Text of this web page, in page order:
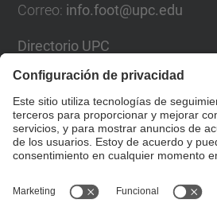
Correo: info.foot@upc.edu
Directorio UPC
Formulario de contacto
Lista Redes Sociales